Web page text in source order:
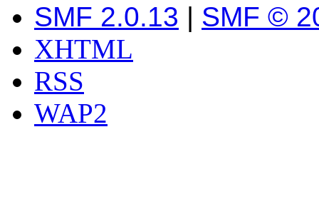
SMF 2.0.13 | SMF ©
XHTML
RSS
WAP2